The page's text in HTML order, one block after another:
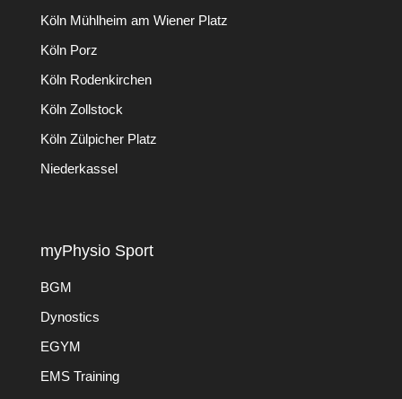
Köln Mühlheim am Wiener Platz
Köln Porz
Köln Rodenkirchen
Köln Zollstock
Köln Zülpicher Platz
Niederkassel
myPhysio Sport
BGM
Dynostics
EGYM
EMS Training